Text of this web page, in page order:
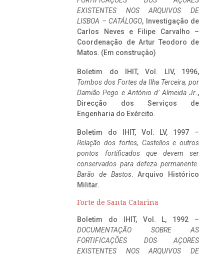
EXISTENTES NOS ARQUIVOS DE
LISBOA – CATÁLOGO, Investigação de
Carlos Neves e Filipe Carvalho –
Coordenação de Artur Teodoro de
Matos. (Em construção)
Boletim do IHIT, Vol. LIV, 1996,
Tombos dos Fortes da Ilha Terceira, por
Damião Pego e António d’ Almeida Jr.,
Direcção dos Serviços de
Engenharia do Exército.
Boletim do IHIT, Vol. LV, 1997 –
Relação dos fortes, Castellos e outros
pontos fortificados que devem ser
conservados para defeza permanente.
Barão de Bastos. Arquivo Histórico
Militar.
Forte de Santa Catarina
Boletim do IHIT, Vol. L, 1992 –
DOCUMENTAÇÃO SOBRE AS
FORTIFICAÇÕES DOS AÇORES
EXISTENTES NOS ARQUIVOS DE